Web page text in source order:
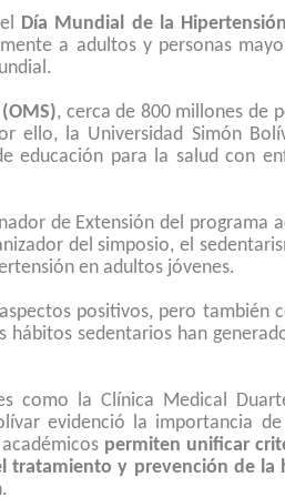
Día Mundial de la Hipertensión
a adultos y personas
, cerca de 800 millones de
ello, la Universidad Simón
educación para la salud con
de Extensión del programa
del simposio, el
en adultos jóvenes.
positivos, pero también
sedentarios han
como la Clínica Medical
evidenció la importancia
permiten unificar
tratamiento y prevención de la